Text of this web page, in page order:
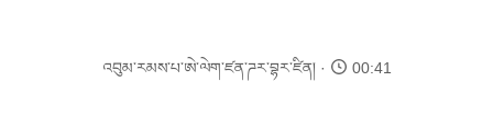
འབུམ་རམས་པ་ཨེ་ལེག་ཛན་ཌར་བྷར་ཛིན། 00:41